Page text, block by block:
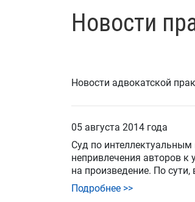
Новости
Новости адвокатской
05 августа 2014 года
Суд по
непривлечения авторов
на произведение. По
Подробнее >>